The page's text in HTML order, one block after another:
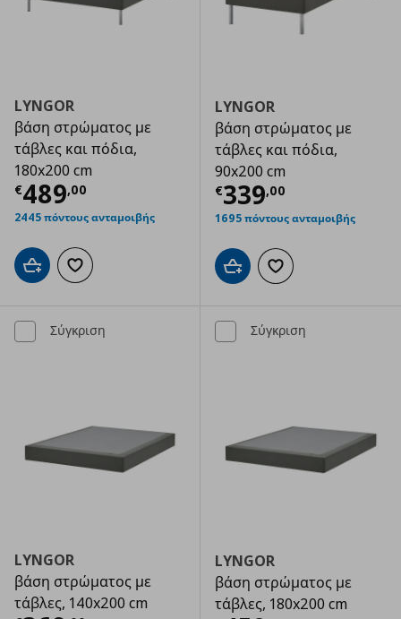
LYNGOR
βάση στρώματος με
τάβλες και πόδια,
180x200 cm
€489,00
Τρέχουσα τιμή € 489,00
2445 πόντους ανταμοιβής
Προσθήκη στο καλάθι
Προσθήκη στα αγαπημένα
LYNGOR
βάση στρώματος με
τάβλες και πόδια,
90x200 cm
€339,00
Τρέχουσα
1695 πόντους ανταμοιβής
Προσθήκη στο καλάθι
Προσθήκη στα
Σύγκριση
LYNGOR
βάση στρώματος με
τάβλες, 140x200 cm
Σύγκριση
LYNGOR
βάση στρώματος με
τάβλες, 180x200 cm